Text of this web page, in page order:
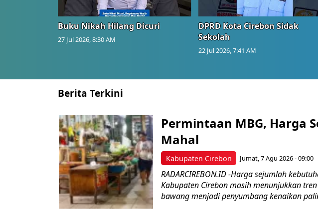
Buku Nikah Hilang Dicuri
27 Jul 2026, 8:30 AM
DPRD Kota Cirebon Sidak
Sekolah
22 Jul 2026, 7:41 AM
Berita Terkini
Kabupaten Cirebon
Permintaan MBG, Harga
Mahal
Jumat, 7 Agu 2026 - 09:00
RADARCIREBON.ID -Harga sejumlah
Kabupaten Cirebon masih menunjukkan
bawang menjadi penyumbang kenaikan